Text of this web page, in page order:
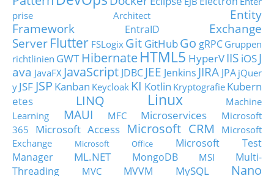
prise Architect
Entity
Framework
EntraID
Exchange
Server Flutter FSLogix Git GitHubGo gRPC Gruppen
richtlinien GWT HibernateHTML5 HyperVIIS iOSJ
ava JavaFX JavaScript JDBC JEE Jenkins JIRA JPA jQuer
y JSF JSP Kanban Keycloak KI Kotlin Kryptografie Kubern
etes
LINQ Linux
Machine
Learning
MAUI MFC Microservices
Microsoft
365
Microsoft Access Microsoft CRM
Microsoft
Exchange
Microsoft Office
Microsoft Test
Manager
ML.NET MongoDB MSI
Multi-
Threading
MVC MVVM MySQL
Nano